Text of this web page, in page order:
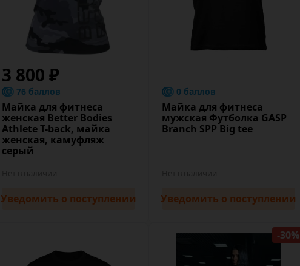
3 800 ₽
76 баллов
Майка для фитнеса
женская Better Bodies
Athlete T-back, майка
женская, камуфляж
серый
Уведомить о поступлении
0 баллов
Майка для фитнеса
мужская Футболка GASP
Branch SPP Big tee
Уведомить о поступлении
-30%